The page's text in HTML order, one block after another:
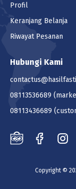
Profil
Keranjang Belanja
Riwayat Pesanan
Hubungi Kami
08113536689
08113436689
Copyright ©